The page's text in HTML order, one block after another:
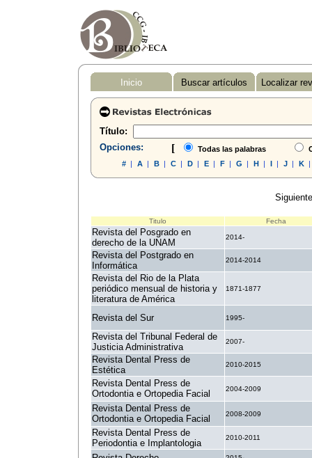
Inicio Buscar artículos Localizar
Título:
Opciones:
[ Todas las palabras
#| A| B| C| D| E| F| G | H| I| J| K|
Titulo Fecha
Revista del Posgrado en
derecho de la UNAM
2014-
Revista del Postgrado en
Informática
2014-2014
Revista del Rio de la Plata
periódico mensual de historia y
literatura de América
1871-1877
Revista del Sur 1995-
Revista del Tribunal Federal de
Justicia Administrativa
2007-
Revista Dental Press de
Estética
2010-2015
Revista Dental Press de
Ortodontia e Ortopedia Facial
2004-2009
Revista Dental Press de
Ortodontia e Ortopedia Facial
2008-2009
Revista Dental Press de
Periodontia e Implantologia
2010-2011